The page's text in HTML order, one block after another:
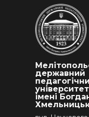
державний
університет
імені